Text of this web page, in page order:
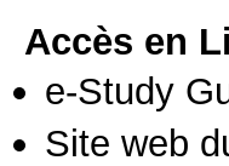
Accès en
e-Study
Site web